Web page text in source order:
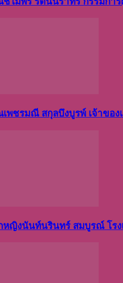
พชรมณี สกุลบึงบูรพ์ เจ้าของ
หญิงนันท์นรินทร์ สมบูรณ์ โร